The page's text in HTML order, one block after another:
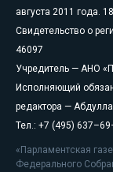
августа 2011 года.
Свидетельство о
46097
Учредитель — АНО
Исполняющий
редактора —
Тел.: +7 (495)
«Парламентская
Федерального